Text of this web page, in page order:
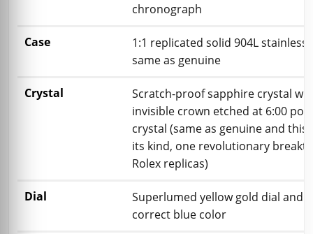
chronograph
Case
1:1 replicated solid 904L stainless
same as genuine
Crystal
Scratch-proof sapphire crystal
invisible crown etched at 6:00
crystal (same as genuine and this
its kind, one revolutionary
Rolex replicas)
Dial
Superlumed yellow gold dial and
correct blue color